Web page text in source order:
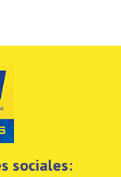
sociales: